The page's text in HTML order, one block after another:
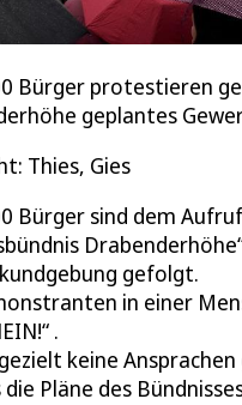
Bürger protestieren
geplantes
Thies, Gies
Bürger sind dem
gefolgt.
in einer
.
keine
Pläne des